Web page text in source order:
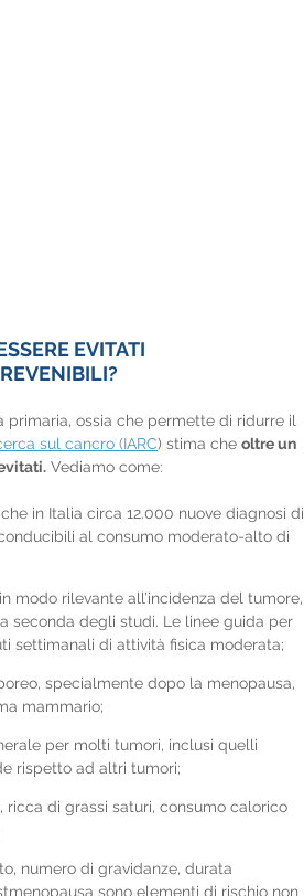
EVITATI
primaria, ossia che permette di ridurre il
sul cancro (IARC) stima che oltre un
Vediamo come:
in Italia circa 12.000 nuove diagnosi di
al consumo moderato-alto di
modo rilevante all’incidenza del tumore,
seconda degli studi. Le linee guida per
settimanali di attività fisica moderata;
specialmente dopo la menopausa,
mammario;
per molti tumori, inclusi quelli
rispetto ad altri tumori;
ricca di grassi saturi, consumo calorico
numero di gravidanze, durata
sono elementi di rischio non